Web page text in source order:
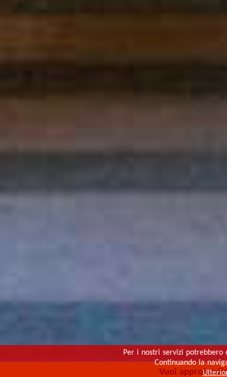
Per i nostri servizi potrebbero
Continuando la
Vuoi